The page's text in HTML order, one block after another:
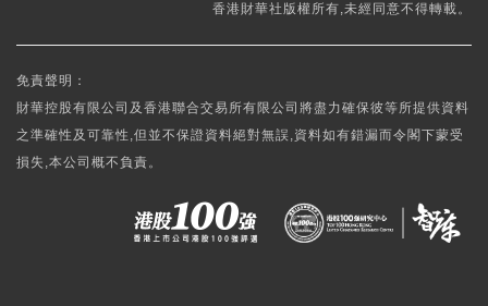
香港財華社版權所有,未經同意不得轉載。
免責聲明：
財華控股有限公司及香港聯合交易所有限公司將盡力確保彼等所提供資料
之準確性及可靠性,但並不保證資料絕對無誤,資料如有錯漏而令閣下蒙受
損失,本公司概不負責。